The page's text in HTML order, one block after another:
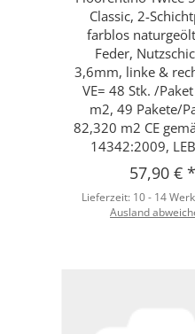
Classic, 2-
farblos
Feder,
3,6mm, linke &
VE= 48 Stk. /
m2, 49 Pakete/
82,320 m2 CE
14342:2009,
57,90 €*
Lieferzeit: 10 - 14
Ausland